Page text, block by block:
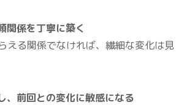
関係を丁寧に築く
える関係でなければ、繊細な変化は見
、前回との変化に敏感になる